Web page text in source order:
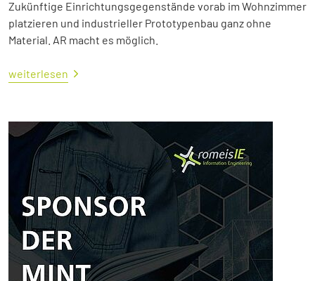
Zukünftige Einrichtungsgegenstände vorab im Wohnzimmer
platzieren und industrieller Prototypenbau ganz ohne
Material. AR macht es möglich.
weiterlesen